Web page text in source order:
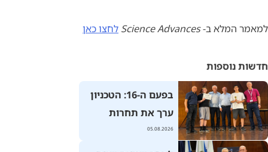
למאמר המלא ב-Science Advances לחצו כאן
חדשות נוספות
בפעם ה-16: הטכניון
ערך את תחרות
רובוטראפיק ע"ש נדב
שהם בהשתתפות
05.08.2026